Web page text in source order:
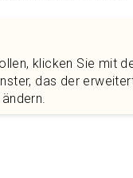
klicken Sie mit
das der